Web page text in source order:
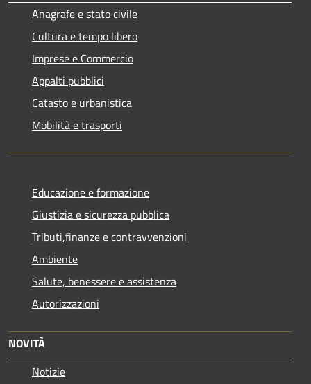
Anagrafe e stato civile
Cultura e tempo libero
Imprese e Commercio
Appalti pubblici
Catasto e urbanistica
Mobilità e trasporti
Educazione e formazione
Giustizia e sicurezza pubblica
Tributi,finanze e contravvenzioni
Ambiente
Salute, benessere e assistenza
Autorizzazioni
NOVITÀ
Notizie